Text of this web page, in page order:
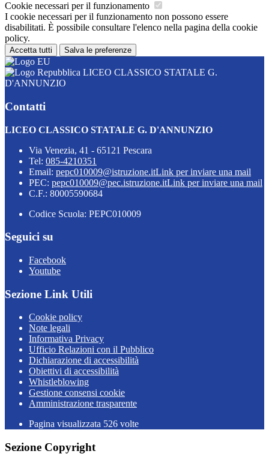
Cookie necessari per il funzionamento
I cookie necessari per il funzionamento non possono essere
disabilitati. È possibile consultare l'elenco nella pagina della cookie
policy.
Accetta tutti Salva le preferenze
LICEO CLASSICO STATALE G.
D'ANNUNZIO
Contatti
LICEO CLASSICO STATALE G. D'ANNUNZIO
Via Venezia, 41 - 65121 Pescara
Tel: 085-4210351
Email: pepc010009@istruzione.itLink per inviare una mail
PEC: pepc010009@pec.istruzione.itLink per inviare una mail
C.F.: 80005590684
Codice Scuola: PEPC010009
Seguici su
Facebook
Youtube
Sezione Link Utili
Cookie policy
Note legali
Informativa Privacy
Ufficio Relazioni con il Pubblico
Dichiarazione di accessibilità
Obiettivi di accessibilità
Whistleblowing
Gestione consensi cookie
Amministrazione trasparente
Pagina visualizzata 526 volte
Sezione Copyright